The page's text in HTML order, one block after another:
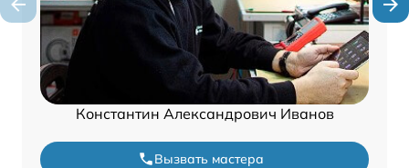
Константин Александрович Иванов
Вызвать мастера